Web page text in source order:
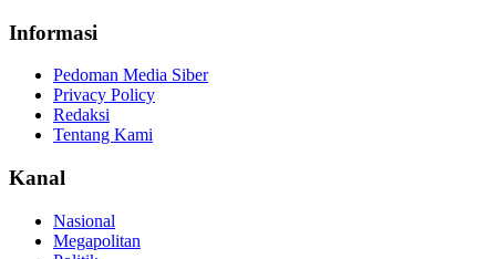
Informasi
Pedoman Media Siber
Privacy Policy
Redaksi
Tentang Kami
Kanal
Nasional
Megapolitan